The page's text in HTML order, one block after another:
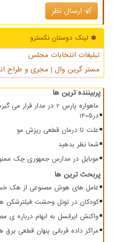
ارسال نظر
لینک دوستان نكسترو
تبلیغات انتخابات مجلس
مستر گرین وال | مجری و طراح
پربیننده ترین ها
ماهواره پارس 2 در مدار
در1405
علت تا درمان قطعی ریزش مو
شما نظر بدهید
موبایل در مدارس جمهوری چک
پربحث ترین ها
عامل های هوش مصنوعی از هک
کودکان در تونل وحشت فیلترشکن
واکنش ایرانسل به ابهام درباره ی
مراکز داده قربانی پنهان قطعی برق